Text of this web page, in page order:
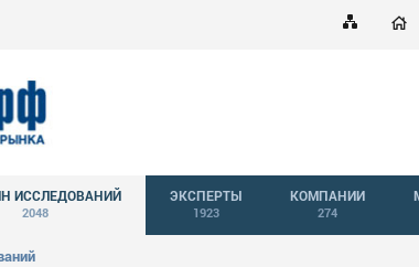
ИССЛЕДОВАНИЙ
2048
ЭКСПЕРТЫ
1923
КОМПАНИИ
274